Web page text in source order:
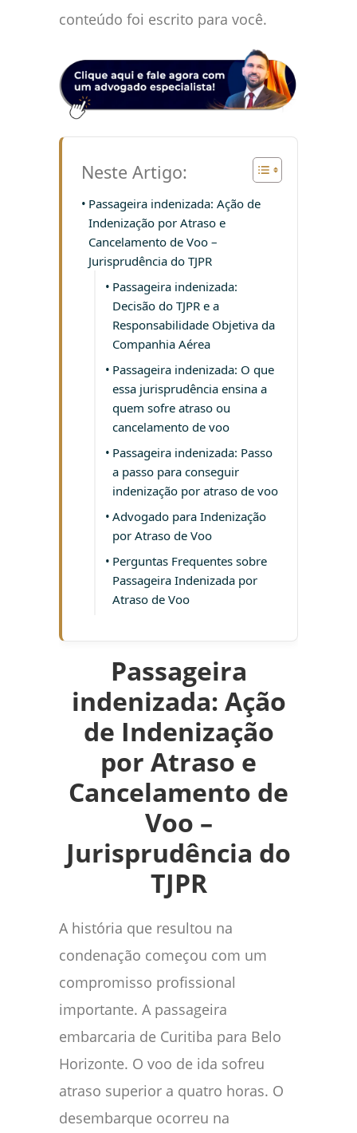
conteúdo foi escrito para você.
Neste Artigo:
Passageira indenizada: Ação de
Indenização por Atraso e
Cancelamento de Voo –
Jurisprudência do TJPR
Passageira indenizada:
Decisão do TJPR e a
Responsabilidade Objetiva da
Companhia Aérea
Passageira indenizada: O que
essa jurisprudência ensina a
quem sofre atraso ou
cancelamento de voo
Passageira indenizada: Passo
a passo para conseguir
indenização por atraso de voo
Advogado para Indenização
por Atraso de Voo
Perguntas Frequentes sobre
Passageira Indenizada por
Atraso de Voo
Passageira
indenizada: Ação
de Indenização
por Atraso e
Cancelamento de
Voo –
Jurisprudência do
TJPR
A história que resultou na
condenação começou com um
compromisso profissional
importante. A passageira
embarcaria de Curitiba para Belo
Horizonte. O voo de ida sofreu
atraso superior a quatro horas. O
desembarque ocorreu na